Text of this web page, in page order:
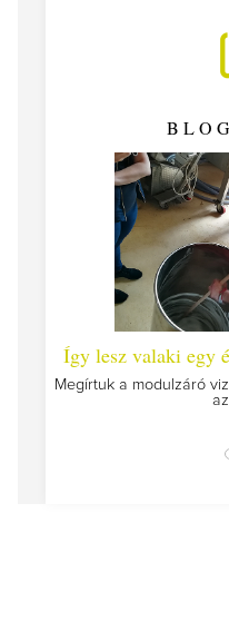
Így lesz valaki egy
Megírtuk a modulzáró